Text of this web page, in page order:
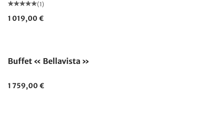
(1)
1 019,00 €
Buffet « Bellavista »
1 759,00 €